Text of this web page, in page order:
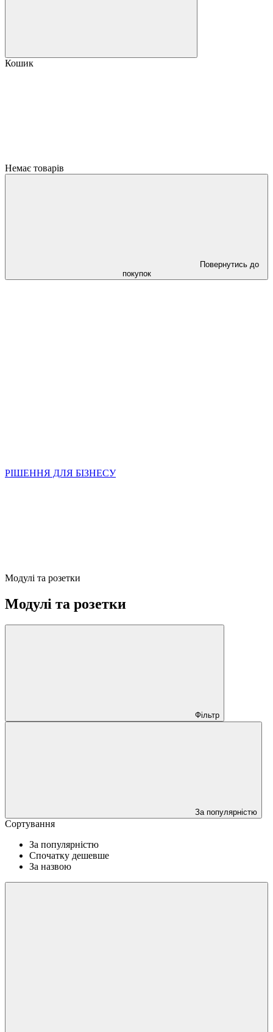
Кошик
Немає товарів
Повернутись до
покупок
РІШЕННЯ ДЛЯ БІЗНЕСУ
Модулі та розетки
Модулі та розетки
Фільтр
За популярністю
Сортування
За популярністю
Спочатку дешевше
За назвою